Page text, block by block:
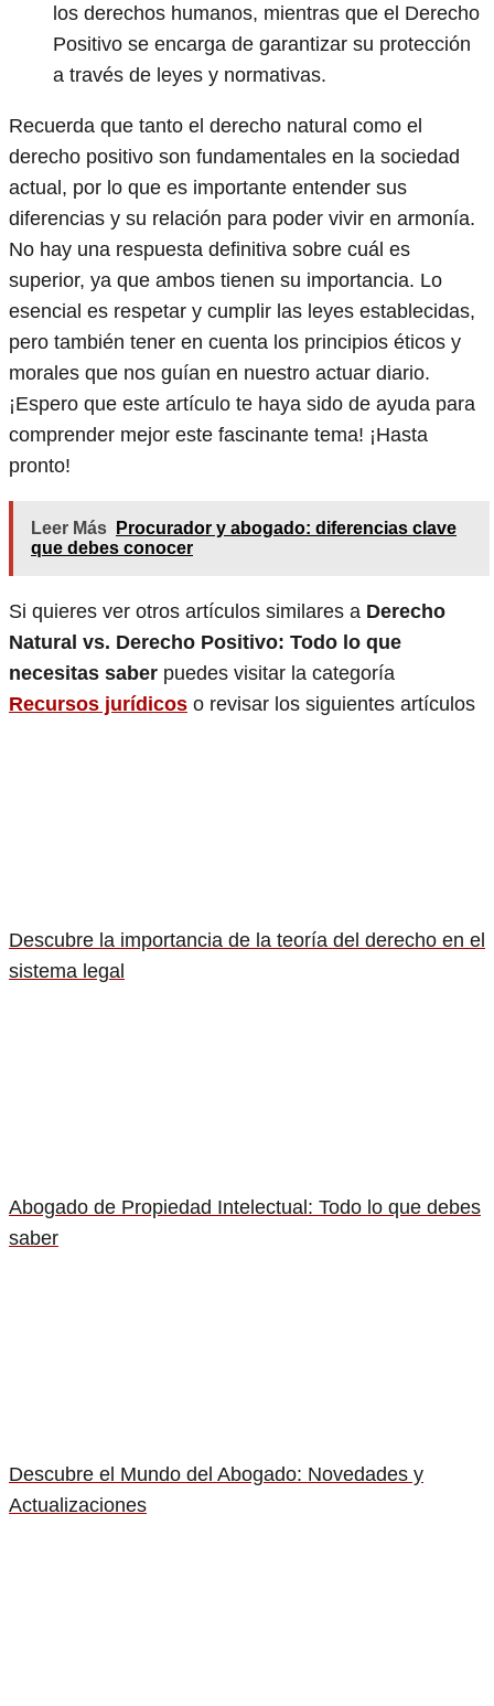
los derechos humanos, mientras que el Derecho
Positivo se encarga de garantizar su protección
a través de leyes y normativas.
Recuerda que tanto el derecho natural como el
derecho positivo son fundamentales en la sociedad
actual, por lo que es importante entender sus
diferencias y su relación para poder vivir en armonía.
No hay una respuesta definitiva sobre cuál es
superior, ya que ambos tienen su importancia. Lo
esencial es respetar y cumplir las leyes establecidas,
pero también tener en cuenta los principios éticos y
morales que nos guían en nuestro actuar diario.
¡Espero que este artículo te haya sido de ayuda para
comprender mejor este fascinante tema! ¡Hasta
pronto!
Leer Más
Procurador y abogado: diferencias clave
que debes conocer
Si quieres ver otros artículos similares a Derecho
Natural vs. Derecho Positivo: Todo lo que
necesitas saber puedes visitar la categoría
Recursos jurídicos o revisar los siguientes artículos
Descubre la importancia de la teoría del derecho en el
sistema legal
Abogado de Propiedad Intelectual: Todo lo que debes
saber
Descubre el Mundo del Abogado: Novedades y
Actualizaciones